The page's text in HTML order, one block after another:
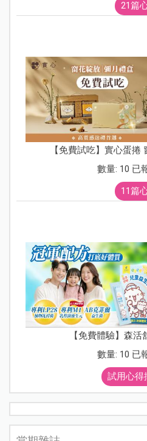
21篇
【免費試吃】實心蛋捲
數量: 10 已
11篇
【免費體驗】森
數量: 10 已
試用心得